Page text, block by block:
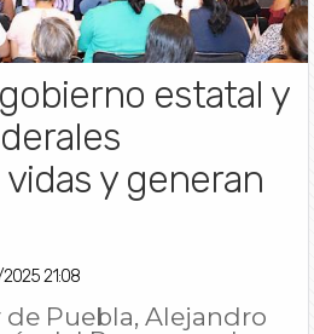
estatal y
y generan
21:08
Puebla, Alejandro